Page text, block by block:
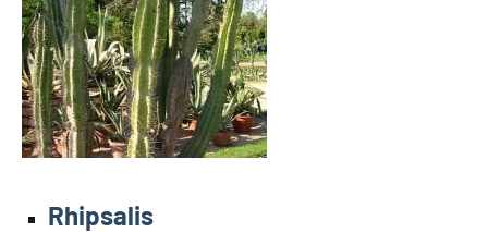
Rhipsalis